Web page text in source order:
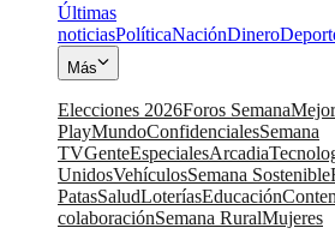
Últimas
noticiasPolíticaNaciónDinero
Más
Elecciones 2026Foros Semana
PlayMundoConfidencialesSemana
TVGenteEspecialesArcadia
UnidosVehículosSemana Sostenible
PatasSaludLoteríasEducación
colaboraciónSemana RuralMujeres